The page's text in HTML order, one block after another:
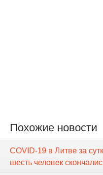
Похожие новости
COVID-19 в Литве за
шесть человек